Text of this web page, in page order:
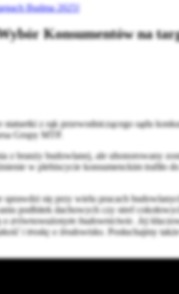
Budma 2025!
Konsumentów na
z rąk przewodniczącego sądu
Grupy MTP.
branży budowlanej, ale uhonorowany
w plebiscycie konsumenckim
się przy wielu pracach
podbitek dachowych czy stref
zrównoważonym budownictwie. Jej
i troskę o środowisko. Posłuchajmy